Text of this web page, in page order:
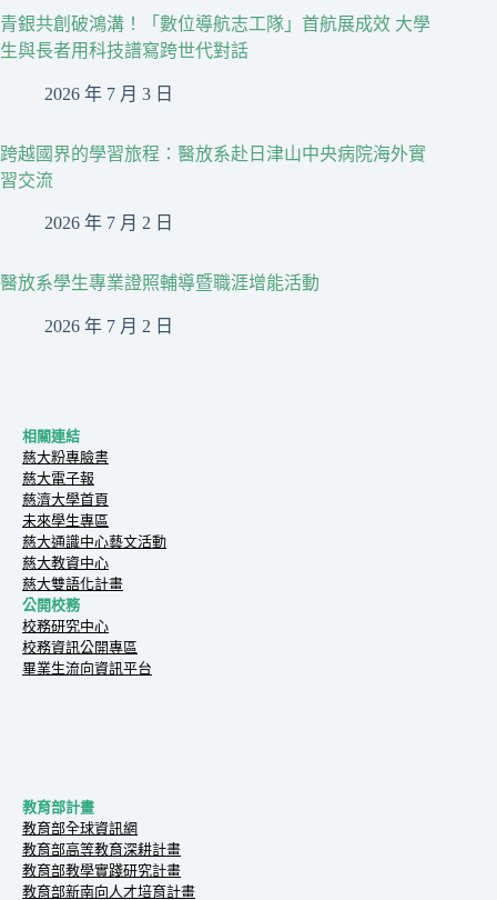
青銀共創破鴻溝！「數位導航志工隊」首航展成效 大學
生與長者用科技譜寫跨世代對話
2026 年 7 月 3 日
跨越國界的學習旅程：醫放系赴日津山中央病院海外實
習交流
2026 年 7 月 2 日
醫放系學生專業證照輔導暨職涯增能活動
2026 年 7 月 2 日
相關連結
慈大粉專臉書
慈大電子報
慈濟大學首頁
未來學生專區
慈大通識中心藝文活動
慈大教資中心
慈大雙語化計畫
公開校務
校務研究中心
校務資訊公開專區
畢業生流向資訊平台
教育部計畫
教育部全球資訊網
教育部高等教育深耕計畫
教育部教學實踐研究計畫
教育部新南向人才培育計畫